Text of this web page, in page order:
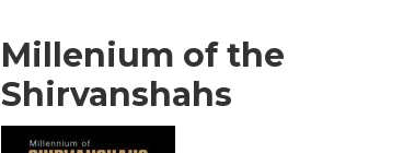
Millenium of the
Shirvanshahs